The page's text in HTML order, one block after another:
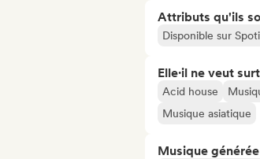
Attributs qu'ils
Disponible sur
Elle·il ne veut
Acid house
Musique asiatique
Musique